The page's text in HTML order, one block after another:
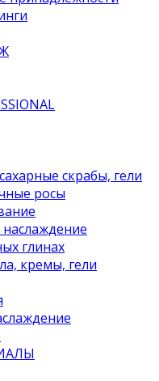
скрабы, гели
росы
глинах
кремы, гели